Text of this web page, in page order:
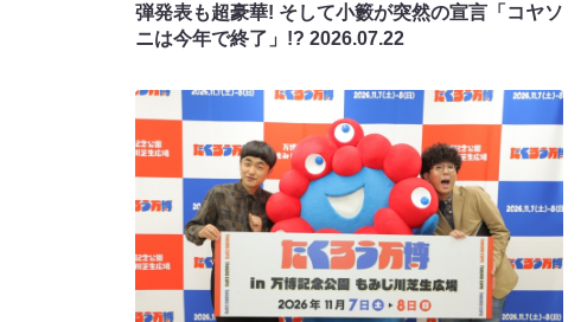
弾発表も超豪華! そして小籔が突然の宣言「コヤソ
ニは今年で終了」!? 2026.07.22